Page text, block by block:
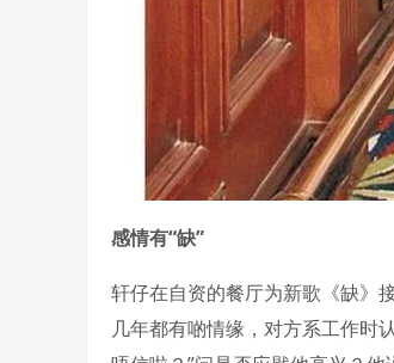
感情有“缺”
轩仔在自资的餐厅为新歌《缺》
几年都有啲情缘，对方系工作时